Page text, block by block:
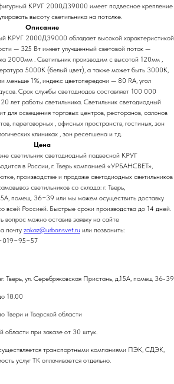
КРУГ 2000Д39000 имеет подвесное крепление
высоту светильника на потолке.
Описание
КРУГ 2000Д39000 обладает высокой характеристикой
— 325 Вт имеет улучшенный световой поток —
2000мм . Светильник производим с высотой 120мм ,
5000К (белый цвет), а также может быть 3000К,
меньше 1%, индекс цветопередачи — 80 RA, угол
Срок службы светодиодов составляет 100 000
лет работы светильника. Светильник светодиодный
освещения торговых центров, ресторанов, салонов
переговорных , офисных пространств, гостиных, зон
клиниках , зон ресепшена и тд.
Цена
светильник светодиодный подвесной КРУГ
в России, г. Тверь компанией «УРБАНСВЕТ»,
производстве и продаже светодиодных светильников
светильников со склада: г. Тверь,
помещ. 36−39 или мы можем осуществить доставку
всей Россией. Быстрые сроки производства до 14 дней.
вопрос можно оставив заявку на сайте
почту zakaz@urbansvet.ru или позвонить:
Тверь, ул. Серебряковская Пристань, д.15А, помещ 36-39
18.00
Твери и Тверской области
области при заказе от 30 штук.
транспортными компаниями ПЭК, СДЭК,
услуг ТК оплачивается отдельно.